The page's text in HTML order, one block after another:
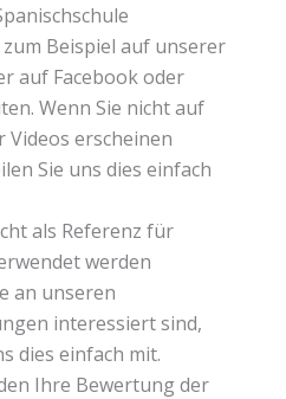
Beispiel auf unserer
auf Facebook oder
Wenn Sie nicht auf
Videos erscheinen
Sie uns dies einfach
als Referenz für
werden
an unseren
interessiert sind,
dies einfach mit.
Ihre Bewertung der